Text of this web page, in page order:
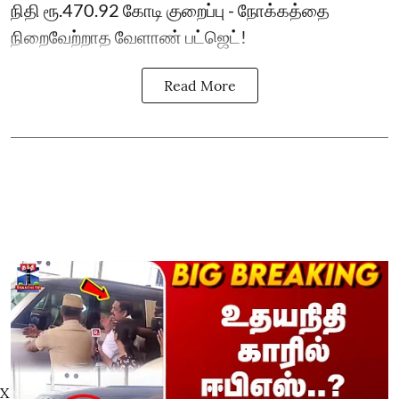
நிதி ரூ.470.92 கோடி குறைப்பு - நோக்கத்தை
நிறைவேற்றாத வேளாண் பட்ஜெட்!
Read More
X